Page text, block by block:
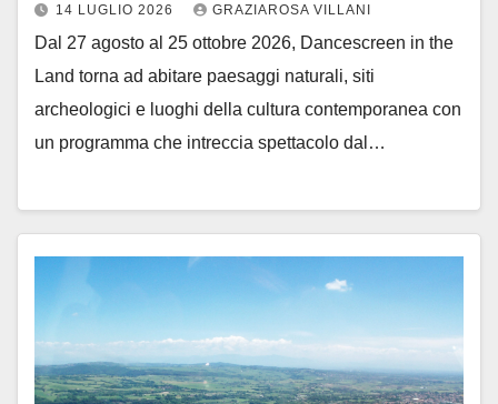
14 LUGLIO 2026 GRAZIAROSA VILLANI
Dal 27 agosto al 25 ottobre 2026, Dancescreen in the
Land torna ad abitare paesaggi naturali, siti
archeologici e luoghi della cultura contemporanea con
un programma che intreccia spettacolo dal…